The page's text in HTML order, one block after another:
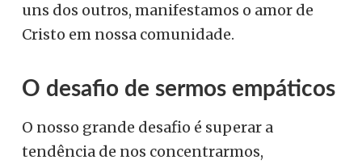
uns dos outros, manifestamos o amor de
Cristo em nossa comunidade.
O desafio de sermos empáticos
O nosso grande desafio é superar a
tendência de nos concentrarmos,